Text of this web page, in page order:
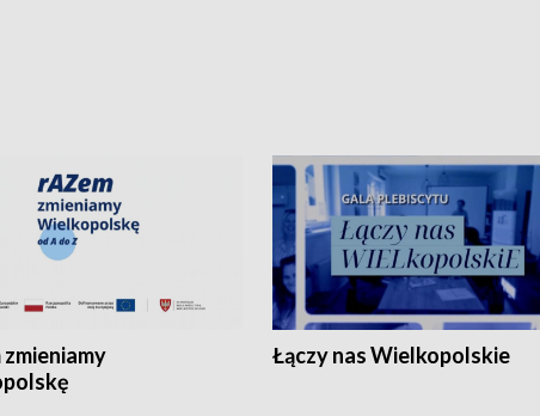
Łączy nas Wielkopolskie